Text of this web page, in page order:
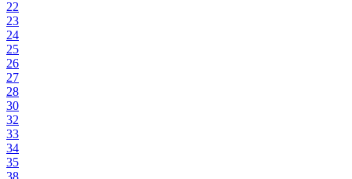
22
23
24
25
26
27
28
30
32
33
34
35
38